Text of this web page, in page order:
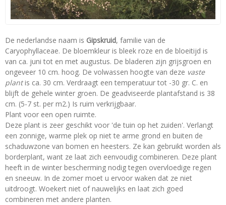
De nederlandse naam is Gipskruid, familie van de
Caryophyllaceae. De bloemkleur is bleek roze en de bloeitijd is
van ca. juni tot en met augustus. De bladeren zijn grijsgroen en
ongeveer 10 cm. hoog. De volwassen hoogte van deze vaste
plantis ca. 30 cm. Verdraagt een temperatuur tot -30 gr. C. en
blijft de gehele winter groen. De geadviseerde plantafstand is 38
cm. (5-7 st. per m2.) Is ruim verkrijgbaar.
Plant voor een open ruimte.
Deze plant is zeer geschikt voor 'de tuin op het zuiden'. Verlangt
een zonnige, warme plek op niet te arme grond en buiten de
schaduwzone van bomen en heesters. Ze kan gebruikt worden als
borderplant, want ze laat zich eenvoudig combineren. Deze plant
heeft in de winter bescherming nodig tegen overvloedige regen
en sneeuw. In de zomer moet u ervoor waken dat ze niet
uitdroogt. Woekert niet of nauwelijks en laat zich goed
combineren met andere planten.